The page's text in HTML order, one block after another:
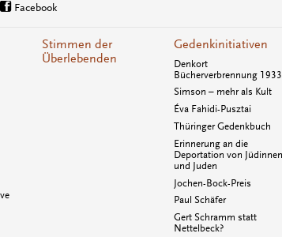
Facebook
Stimmen der
Überlebenden
Gedenkinitiativen
Denkort
Bücherverbrennung 1933
Simson – mehr als Kult
Éva Fahidi-Pusztai
Thüringer Gedenkbuch
Erinnerung an die
Deportation von Jüdinnen
und Juden
Jochen-Bock-Preis
Paul Schäfer
Gert Schramm statt
Nettelbeck?